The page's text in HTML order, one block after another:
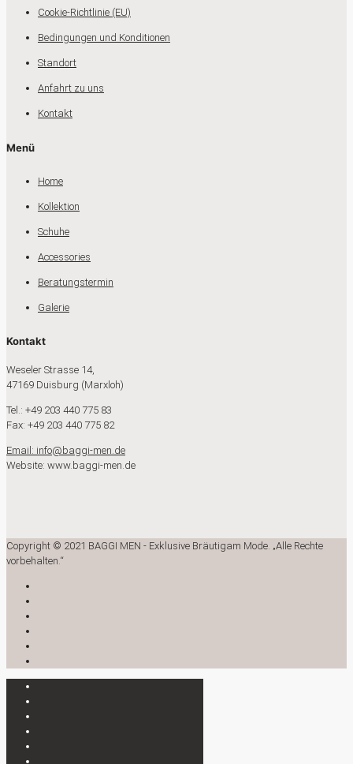
Cookie-Richtlinie (EU)
Bedingungen und Konditionen
Standort
Anfahrt zu uns
Kontakt
Menü
Home
Kollektion
Schuhe
Accessories
Beratungstermin
Galerie
Kontakt
Weseler Strasse 14,
47169 Duisburg (Marxloh)
Tel.: +49 203 440 775 83
Fax: +49 203 440 775 82
Email: info@baggi-men.de
Website: www.baggi-men.de
Copyright © 2021 BAGGI MEN - Exklusive Bräutigam Mode. „Alle Rechte
vorbehalten.“